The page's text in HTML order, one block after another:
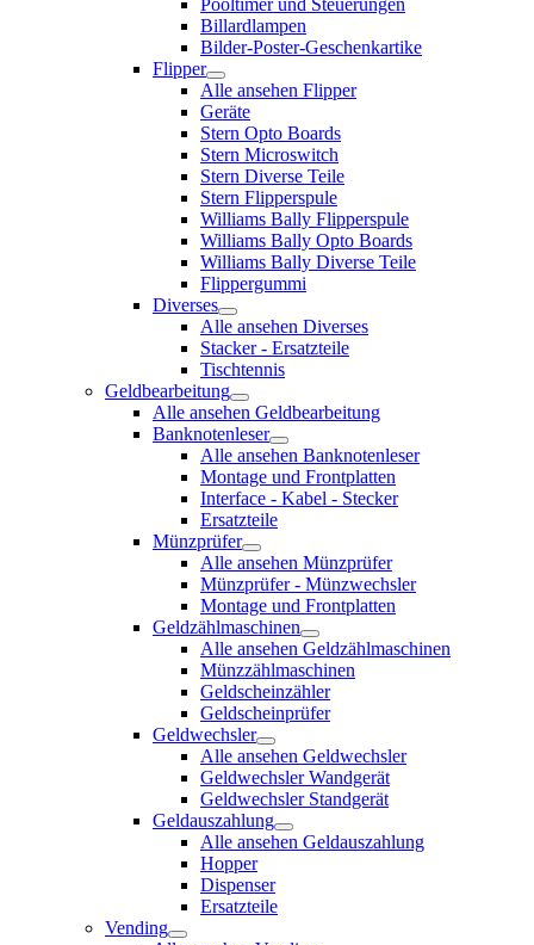
Pooltimer und Steuerungen
Billardlampen
Bilder-Poster-Geschenkartike
Flipper
Alle ansehen Flipper
Geräte
Stern Opto Boards
Stern Microswitch
Stern Diverse Teile
Stern Flipperspule
Williams Bally Flipperspule
Williams Bally Opto Boards
Williams Bally Diverse Teile
Flippergummi
Diverses
Alle ansehen Diverses
Stacker - Ersatzteile
Tischtennis
Geldbearbeitung
Alle ansehen Geldbearbeitung
Banknotenleser
Alle ansehen Banknotenleser
Montage und Frontplatten
Interface - Kabel - Stecker
Ersatzteile
Münzprüfer
Alle ansehen Münzprüfer
Münzprüfer - Münzwechsler
Montage und Frontplatten
Geldzählmaschinen
Alle ansehen Geldzählmaschinen
Münzzählmaschinen
Geldscheinzähler
Geldscheinprüfer
Geldwechsler
Alle ansehen Geldwechsler
Geldwechsler Wandgerät
Geldwechsler Standgerät
Geldauszahlung
Alle ansehen Geldauszahlung
Hopper
Dispenser
Ersatzteile
Vending